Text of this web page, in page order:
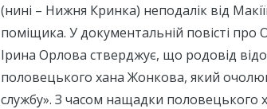
(нині – Нижня Кринка) неподалік від
поміщика. У документальній повісті
Ірина Орлова стверджує, що родовід
половецького хана Жонкова, який
службу». З часом нащадки половецького